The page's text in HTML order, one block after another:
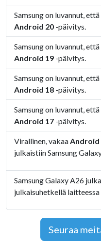
Samsung on luvannut,
Android 20 -päivitys.
Samsung on luvannut,
Android 19 -päivitys.
Samsung on luvannut,
Android 18 -päivitys.
Samsung on luvannut,
Android 17 -päivitys.
Virallinen, vakaaAndroid
julkaistiin Samsung
Samsung Galaxy A26
julkaisuhetkellä laitteessa
Seuraa